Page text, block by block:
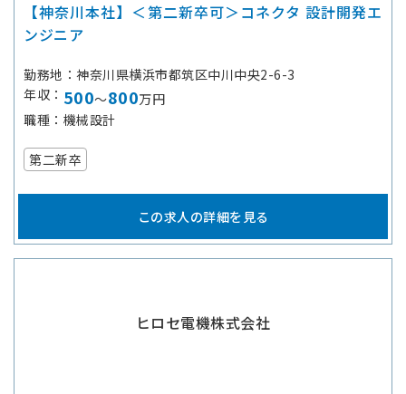
【神奈川本社】＜第二新卒可＞コネクタ 設計開発エ
ンジニア
勤務地
神奈川県横浜市都筑区中川中央2-6-3
年収
500～800万円
職種
機械設計
第二新卒
この求人の詳細を見る
ヒロセ電機株式会社